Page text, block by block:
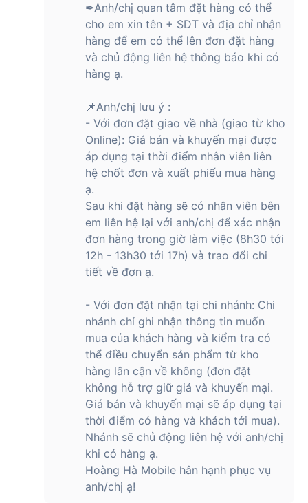
✒Anh/chị quan tâm đặt hàng có thể
cho em xin tên + SDT và địa chỉ nhận
hàng để em có thể lên đơn đặt hàng
và chủ động liên hệ thông báo khi có
hàng ạ.
📌Anh/chị lưu ý :
- Với đơn đặt giao về nhà (giao từ kho
Online): Giá bán và khuyến mại được
áp dụng tại thời điểm nhân viên liên
hệ chốt đơn và xuất phiếu mua hàng
ạ.
Sau khi đặt hàng sẽ có nhân viên bên
em liên hệ lại với anh/chị để xác nhận
đơn hàng trong giờ làm việc (8h30 tới
12h - 13h30 tới 17h) và trao đổi chi
tiết về đơn ạ.
- Với đơn đặt nhận tại chi nhánh: Chi
nhánh chỉ ghi nhận thông tin muốn
mua của khách hàng và kiểm tra có
thể điều chuyển sản phẩm từ kho
hàng lân cận về không (đơn đặt
không hỗ trợ giữ giá và khuyến mại.
Giá bán và khuyến mại sẽ áp dụng tại
thời điểm có hàng và khách tới mua).
Nhánh sẽ chủ động liên hệ với anh/chị
khi có hàng ạ.
Hoàng Hà Mobile hân hạnh phục vụ
anh/chị ạ!